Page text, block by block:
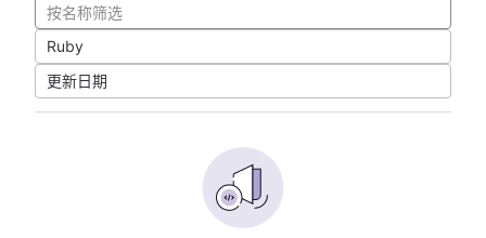
Ruby
更新日期